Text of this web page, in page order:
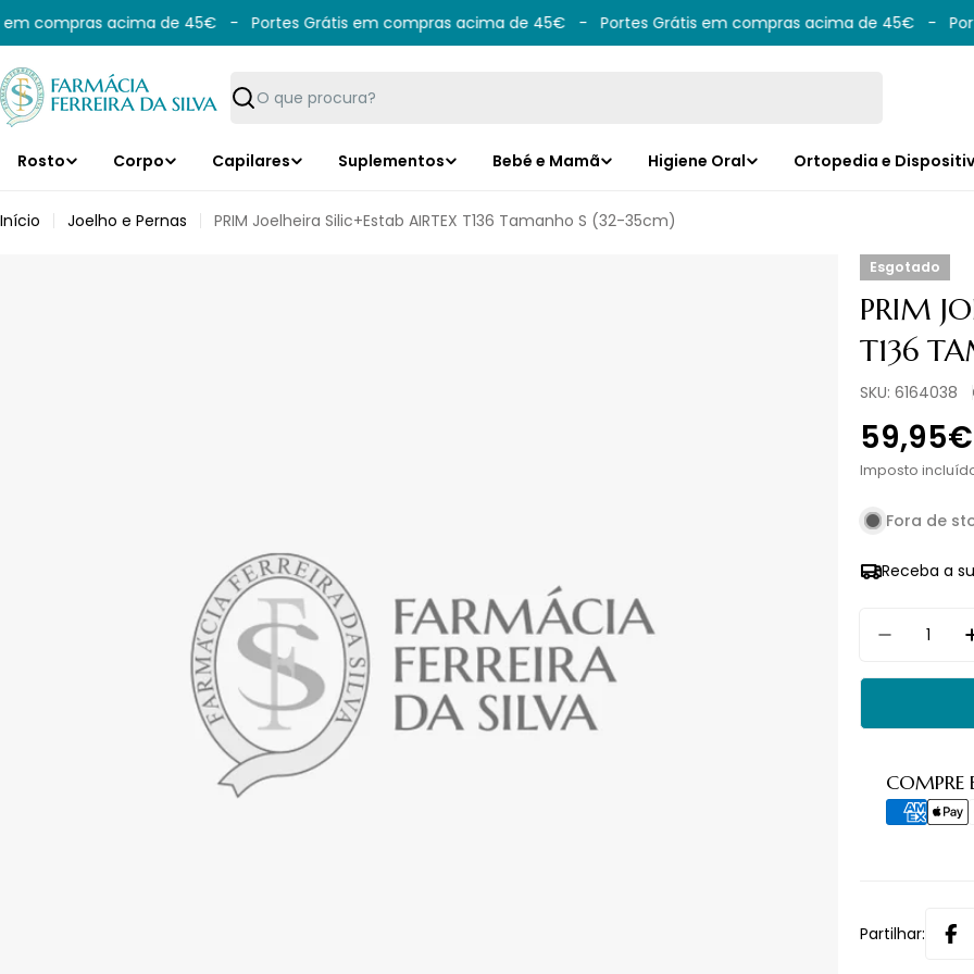
para
conteúdo
compras acima de 45€ - Portes Grátis em compras acima de 45€ - Portes Grátis em compras acima de 45€ -
Pesquisar
Rosto Corpo Capilares Suplementos Bebé e Mamã Higiene Oral Ortopedia e
Início Joelho e Pernas PRIM Joelheira Silic+Estab AIRTEX T136 Tamanho S (32-35cm)
Esgotado
PRIM
T136
SKU: 6164038
Preço
normal
59,95€
Imposto
Fora de
Receba a
COMPRE
Métodos
de
pagamento
Partilhar: